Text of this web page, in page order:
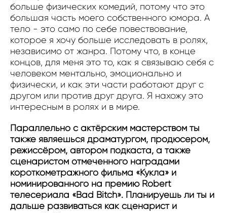
больше физических комедий, потому что это
большая часть моего собственного юмора. А
тело - это само по себе повествование,
которое я хочу больше исследовать в ролях,
независимо от жанра. Потому что, в конце
концов, для меня это то, как я связываю себя с
человеком ментально, эмоционально и
физически, и как эти части работают друг с
другом или против друг друга. Я нахожу это
интересным в ролях и в мире.
Параллельно с актёрским мастерством ты
также являешься драматургом, продюсером,
режиссёром, автором подкаста, а также
сценаристом отмеченного наградами
короткометражного фильма «Кукла» и
номинированного на премию Robert
телесериала «Bad Bitch». Планируешь ли ты и
дальше развиваться как сценарист и